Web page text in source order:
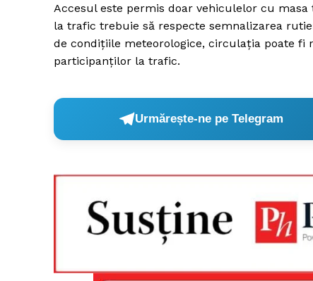
Accesul este permis doar vehiculelor cu
la trafic trebuie să respecte semnalizarea
de condițiile meteorologice, circulația poate
participanților la trafic.
Urmărește-ne pe Telegram